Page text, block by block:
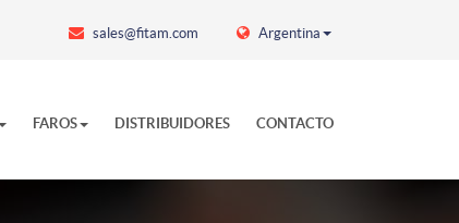
sales@fitam.com Argentina
FAROS DISTRIBUIDORES CONTACTO